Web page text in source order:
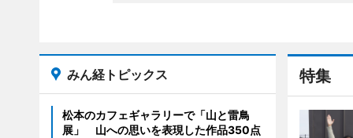
特集
みん経トピックス
松本のカフェギャラリーで「山と雷鳥
展」 山への思いを表現した作品350点